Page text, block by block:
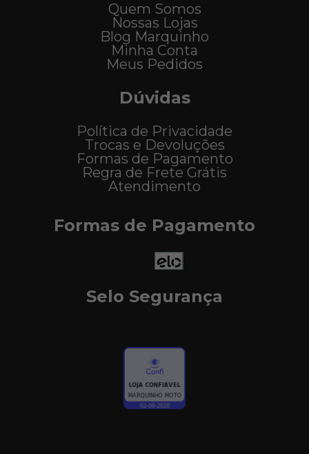
Quem Somos
Nossas Lojas
Blog Marquinho
Minha Conta
Meus Pedidos
Dúvidas
Política de Privacidade
Trocas e Devoluções
Formas de Pagamento
Regra de Frete Grátis
Atendimento
Formas de Pagamento
Selo Segurança